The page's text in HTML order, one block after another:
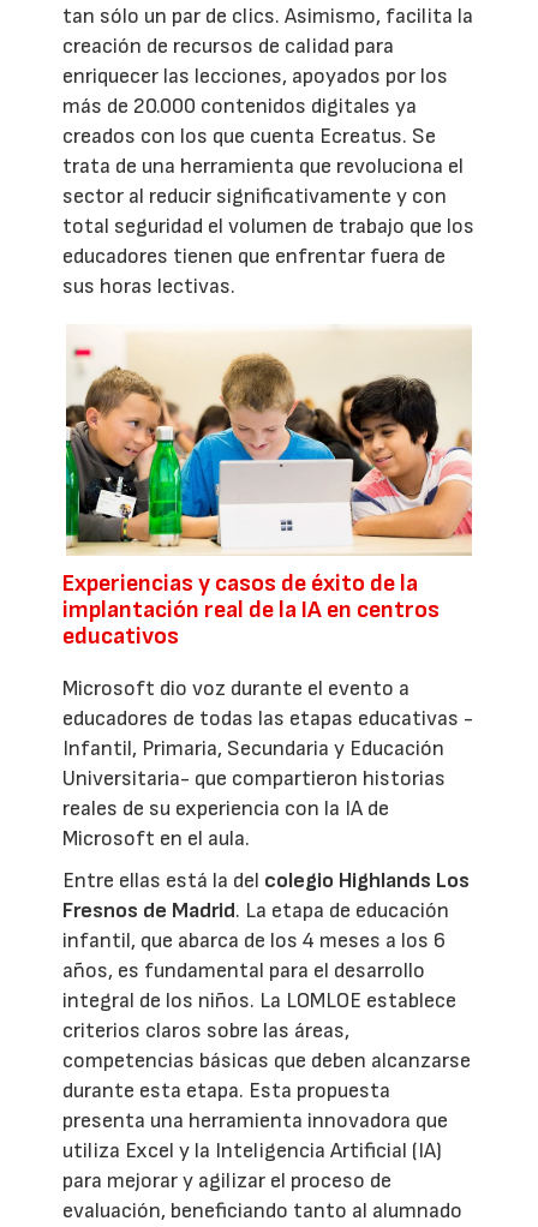
tan sólo un par de clics. Asimismo, facilita la
creación de recursos de calidad para
enriquecer las lecciones, apoyados por los
más de 20.000 contenidos digitales ya
creados con los que cuenta Ecreatus. Se
trata de una herramienta que revoluciona el
sector al reducir significativamente y con
total seguridad el volumen de trabajo que los
educadores tienen que enfrentar fuera de
sus horas lectivas.
Experiencias y casos de éxito de la
implantación real de la IA en centros
educativos
Microsoft dio voz durante el evento a
educadores de todas las etapas educativas -
Infantil, Primaria, Secundaria y Educación
Universitaria- que compartieron historias
reales de su experiencia con la IA de
Microsoft en el aula.
Entre ellas está la del colegio Highlands Los
Fresnos de Madrid. La etapa de educación
infantil, que abarca de los 4 meses a los 6
años, es fundamental para el desarrollo
integral de los niños. La LOMLOE establece
criterios claros sobre las áreas,
competencias básicas que deben alcanzarse
durante esta etapa. Esta propuesta
presenta una herramienta innovadora que
utiliza Excel y la Inteligencia Artificial (IA)
para mejorar y agilizar el proceso de
evaluación, beneficiando tanto al alumnado